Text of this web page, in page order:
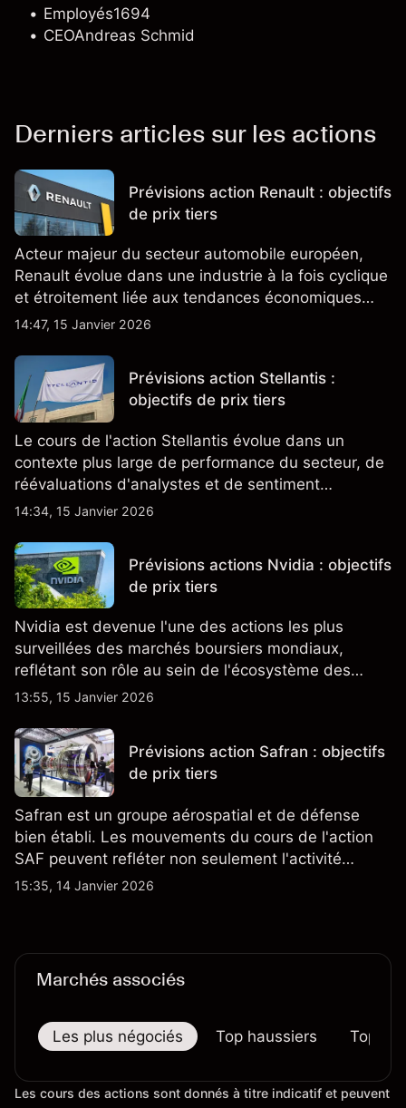
Employés1694
CEOAndreas Schmid
Derniers articles sur les actions
Prévisions action Renault : objectifs
de prix tiers
Acteur majeur du secteur automobile européen,
Renault évolue dans une industrie à la fois cyclique
et étroitement liée aux tendances économiques
générales.
14:47, 15 Janvier 2026
Prévisions action Stellantis :
objectifs de prix tiers
Le cours de l'action Stellantis évolue dans un
contexte plus large de performance du secteur, de
réévaluations d'analystes et de sentiment
changeant, qui ensemble aident à comprendre
14:34, 15 Janvier 2026
Prévisions actions Nvidia : objectifs
de prix tiers
Nvidia est devenue l'une des actions les plus
surveillées des marchés boursiers mondiaux,
reflétant son rôle au sein de l'écosystème des
semi-conducteurs et de l'IA.
13:55, 15 Janvier 2026
Prévisions action Safran : objectifs
de prix tiers
Safran est un groupe aérospatial et de défense
bien établi. Les mouvements du cours de l'action
SAF peuvent refléter non seulement l'activité
quotidienne du marché, mais aussi la position de
15:35, 14 Janvier 2026
Marchés associés
Les plus négociés Top haussiers Top
Les cours des actions sont donnés à titre indicatif et peuvent